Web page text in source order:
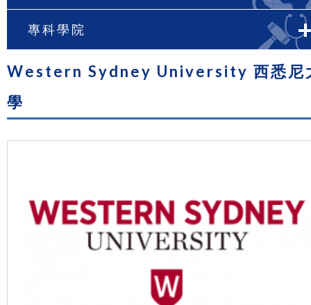
專科學院
Western Sydney University 西悉尼
學